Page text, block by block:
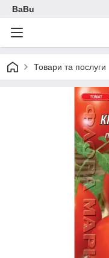
BaBu
Товари та послуги